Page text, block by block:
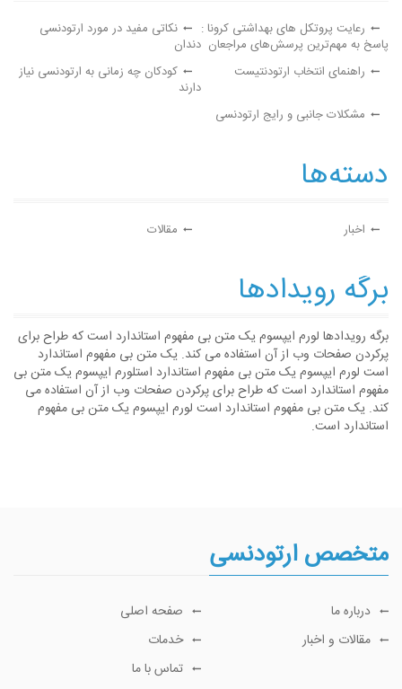
رعایت پروتکل های بهداشتی کرونا :
پاسخ به مهم‌ترین پرسش‌های مراجعان
نکاتی مفید در مورد ارتودنسی
دندان
راهنمای انتخاب ارتودنتیست
کودکان چه زمانی به ارتودنسی نیاز
دارند
مشکلات جانبی و رایج ارتودنسی
دسته‌ها
اخبار مقالات
برگه رویدادها
برگه رویدادها لورم ایپسوم یک متن بی مفهوم استاندارد است که طراح برای
پرکردن صفحات وب از آن استفاده می کند. یک متن بی مفهوم استاندارد
است لورم ایپسوم یک متن بی مفهوم استاندارد استلورم ایپسوم یک متن بی
مفهوم استاندارد است که طراح برای پرکردن صفحات وب از آن استفاده می
کند. یک متن بی مفهوم استاندارد است لورم ایپسوم یک متن بی مفهوم
استاندارد است.
متخصص ارتودنسی
صفحه اصلی
درباره ما
خدمات
مقالات و اخبار
تماس با ما